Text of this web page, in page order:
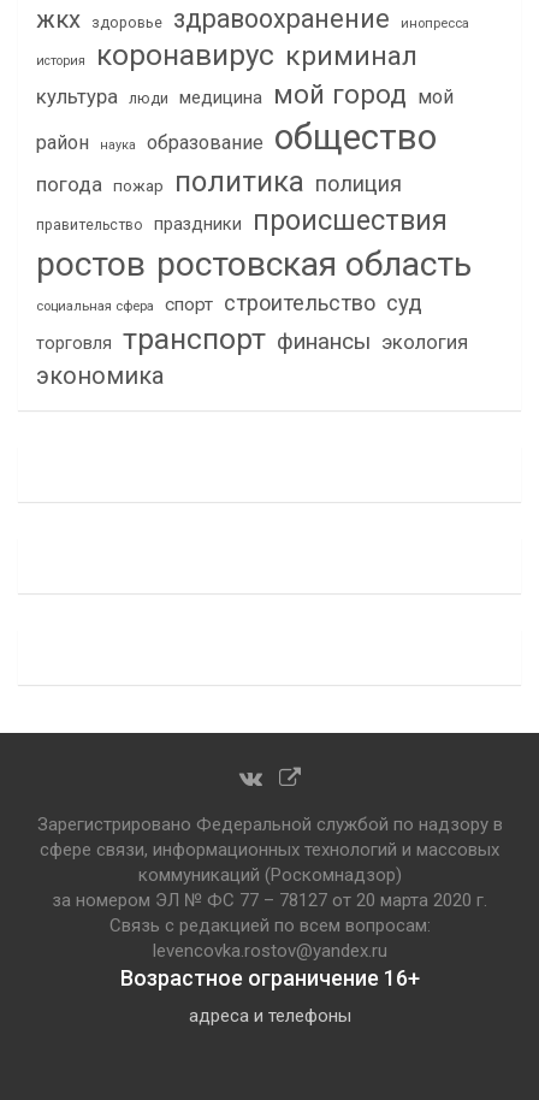
жкх здоровье здравоохранение инопресса
история коронавирус криминал
культура люди медицина мой город мой
район
наука образование общество
погода пожар политика полиция
правительство праздники происшествия
ростов ростовская область
социальная сфера спорт строительство суд
торговля транспорт финансы экология
экономика
Зарегистрировано Федеральной службой по надзору в
сфере связи, информационных технологий и массовых
коммуникаций (Роскомнадзор)
за номером ЭЛ № ФС 77 – 78127 от 20 марта 2020 г.
Связь с редакцией по всем вопросам:
levencovka.rostov@yandex.ru
Возрастное ограничение 16+
адреса и телефоны